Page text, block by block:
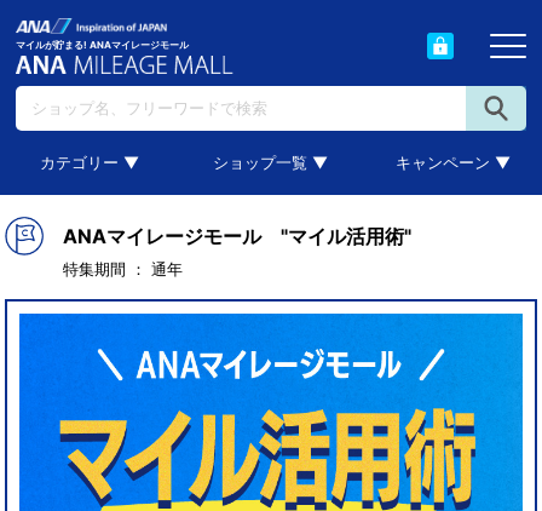
マイルが貯まる! ANAマイレージモール
カテゴリー ▼ ショップ一覧 ▼ キャンペーン ▼
ANAマイレージモール "マイル活用術"
特集期間 ： 通年